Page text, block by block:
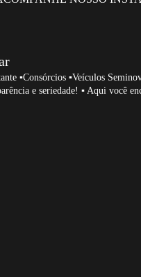
▪️Consórcios ▪️Veículos
e seriedade! ▪️ Aqui você